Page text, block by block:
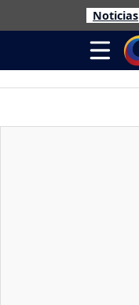
Noticias